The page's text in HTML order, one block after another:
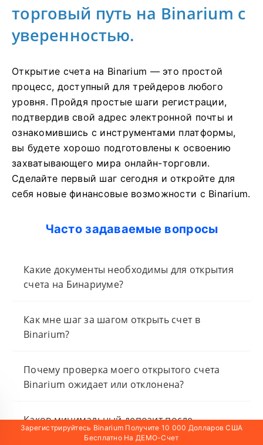
торговый путь на Binarium с
уверенностью.
Открытие счета на Binarium — это простой
процесс, доступный для трейдеров любого
уровня. Пройдя простые шаги регистрации,
подтвердив свой адрес электронной почты и
ознакомившись с инструментами платформы,
вы будете хорошо подготовлены к освоению
захватывающего мира онлайн-торговли.
Сделайте первый шаг сегодня и откройте для
себя новые финансовые возможности с Binarium.
Часто задаваемые вопросы
Какие документы необходимы для открытия
счета на Бинариуме?
Как мне шаг за шагом открыть счет в
Binarium?
Почему проверка моего открытого счета
Binarium ожидает или отклонена?
Каков минимальный депозит после
открытия счета в Binarium?
Зарегистрируйтесь Binarium Получите 10 000 Долларов США
Бесплатно На ДЕМО-Счет